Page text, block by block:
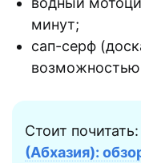
минут;
сап-серф
Стоит почитать:
(Абхазия):